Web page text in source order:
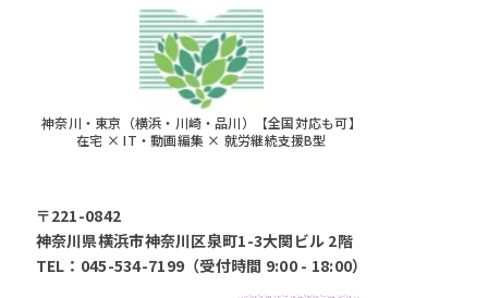
神奈川・東京（横浜・川崎・品川）【全国対応も可】
在宅 × IT・動画編集 × 就労継続支援B型
〒221-0842
神奈川県横浜市神奈川区泉町1-3大関ビル 2階
TEL：045-534-7199（受付時間 9:00 - 18:00）